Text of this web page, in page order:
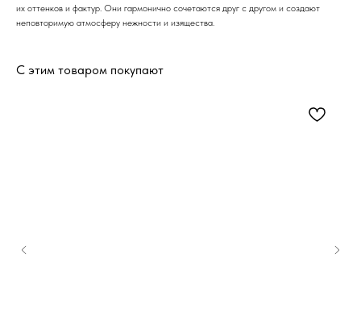
их оттенков и фактур. Они гармонично сочетаются друг с другом и создают
неповторимую атмосферу нежности и изящества.
С этим товаром покупают